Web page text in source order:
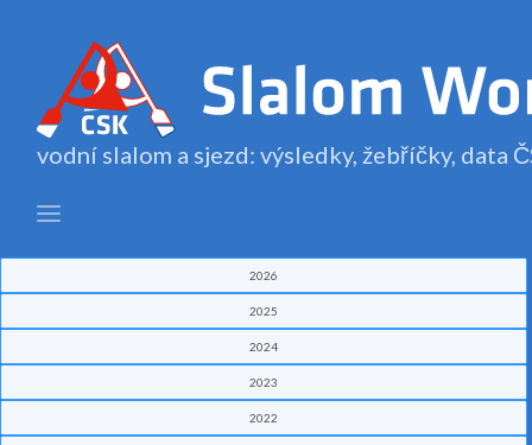
vodní slalom a sjezd: výsledky, žebříčky, data
2026
2025
2024
2023
2022